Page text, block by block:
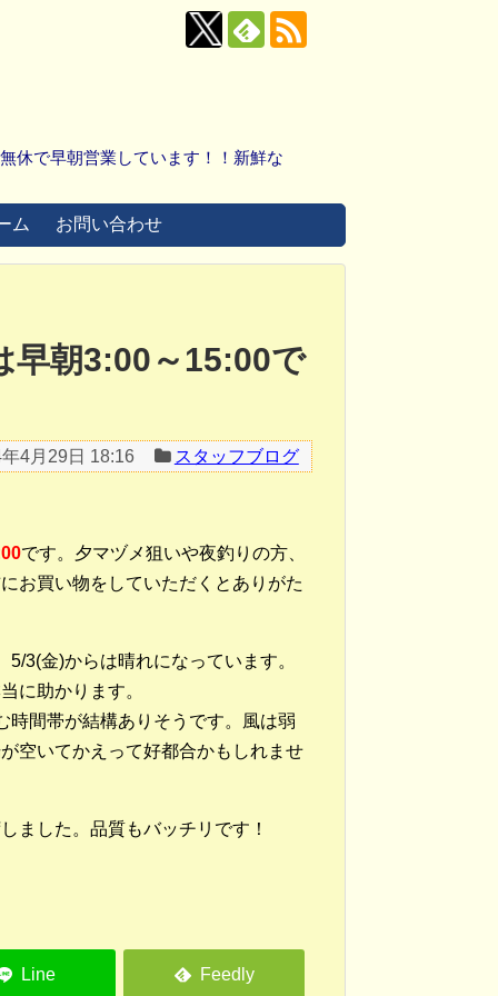
休で早朝営業しています！！新鮮な
ム お問い合わせ
早朝3:00～15:00で
4月29日 18:16 スタッフブログ
です。夕マヅメ狙いや夜釣りの方、
お買い物をしていただくとありがた
3(金)からは晴れになっています。
に助かります。
時間帯が結構ありそうです。風は弱
空いてかえって好都合かもしれませ
ました。品質もバッチリです！